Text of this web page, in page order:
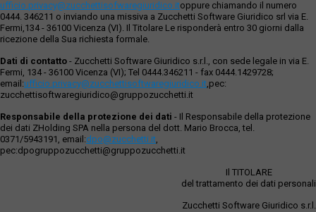
ufficio.privacy@zucchettisofwaregiuridico.itoppure chiamando il numero
0444. 346211 o inviando una missiva a Zucchetti Software Giuridico srl via E.
Fermi,134 - 36100 Vicenza (VI). Il Titolare Le risponderà entro 30 giorni dalla
ricezione della Sua richiesta formale.
Dati di contatto - Zucchetti Software Giuridico s.r.l., con sede legale in via E.
Fermi, 134 - 36100 Vicenza (VI); Tel 0444.346211 - fax 0444.1429728;
email:ufficio.privacy@zucchettisoftwaregiuridico.it,pec:
zucchettisoftwaregiuridico@gruppozucchetti.it
Responsabile della protezione dei dati - Il Responsabile della protezione
dei dati ZHolding SPA nella persona del dott. Mario Brocca, tel.
0371/5943191, email:dpo@zucchetti.it,
pec:dpogruppozucchetti@gruppozucchetti.it
Il TITOLARE
del trattamento dei dati personali
Zucchetti Software Giuridico s.r.l.